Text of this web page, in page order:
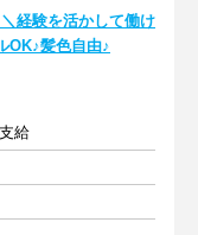
経験を活かして働け
OK♪髪色自由♪
給